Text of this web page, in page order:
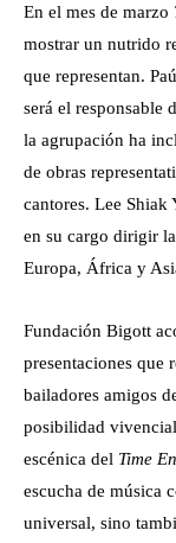
En el mes de marzo
mostrar un nutrido
que representan.
será el responsable
la agrupación ha
de obras
cantores. Lee Shiak
en su cargo dirigir
Europa, África y
Fundación Bigott
presentaciones que
bailadores amigos
posibilidad
escénica del Time
escucha de música
universal, sino